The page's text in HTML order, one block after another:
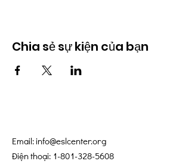
Chia sẻ sự kiện của bạn
Email:info@eslcenter.org
Điện thoại: 1-801-328-5608